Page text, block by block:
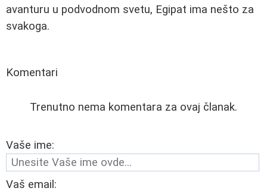
avanturu u podvodnom svetu, Egipat ima nešto za
svakoga.
Komentari
Trenutno nema komentara za ovaj članak.
Vaše ime:
Vaš email: